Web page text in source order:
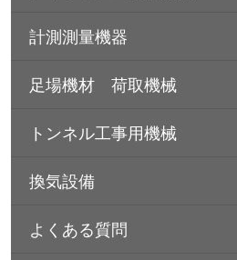
計測測量機器
足場機材 荷取機械
トンネル工事用機械
換気設備
よくある質問